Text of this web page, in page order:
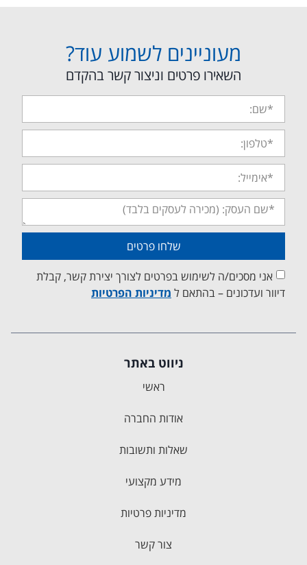
מעוניינים לשמוע עוד?
השאירו פרטים וניצור קשר בהקדם
אני מסכים/ה לשימוש בפרטים לצורך יצירת קשר, קבלת
דיוור ועדכונים – בהתאם ל מדיניות הפרטיות
שלחו פרטים
ניווט באתר
ראשי
אודות החברה
שאלות ותשובות
מידע מקצועי
מדיניות פרטיות
צור קשר